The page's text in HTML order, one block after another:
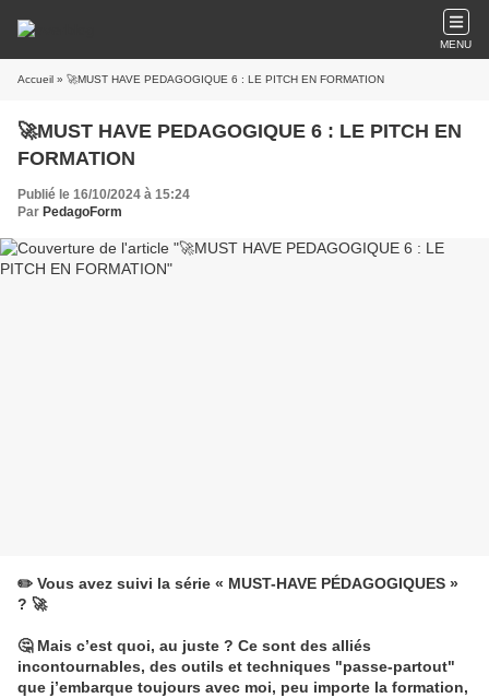
MENU
Accueil » 🚀MUST HAVE PEDAGOGIQUE 6 : LE PITCH EN FORMATION
🚀MUST HAVE PEDAGOGIQUE 6 : LE PITCH EN
FORMATION
Publié le 16/10/2024 à 15:24
Par PedagoForm
✏️ Vous avez suivi la série « MUST-HAVE PÉDAGOGIQUES »
? 🚀
🤔 Mais c’est quoi, au juste ? Ce sont des alliés
incontournables, des outils et techniques "passe-partout"
que j’embarque toujours avec moi, peu importe la formation,